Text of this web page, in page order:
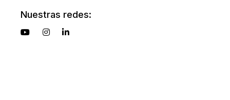
Nuestras redes: